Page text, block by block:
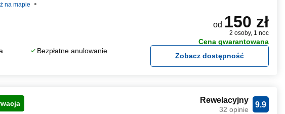
na mapie
Bezpłatne anulowanie
od 150 zł
2 osoby, 1 noc
Cena gwarantowana
Zobacz dostępność
9.9
Rewelacyjny
32 opinie